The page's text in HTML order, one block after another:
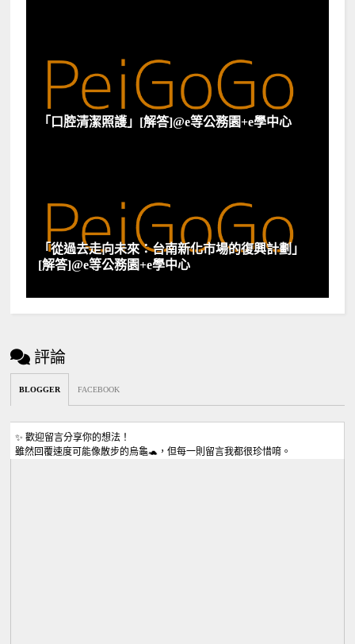
「口腔清潔照護」[解答]@e等公務園+e學中心
「從過去走向未來：台南新化市場的復興計劃」
[解答]@e等公務園+e學中心
評論
BLOGGER FACEBOOK
✨ 歡迎留言分享你的想法！
雖然回覆速度可能像散步的烏龜🐢，但每一則留言我都很珍惜唷。